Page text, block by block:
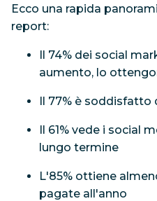
Ecco una rapida
report:
Il 74% dei social
aumento, lo
Il 77% è soddisfatto
Il 61% vede i social
lungo termine
L'85% ottiene
pagate all'anno